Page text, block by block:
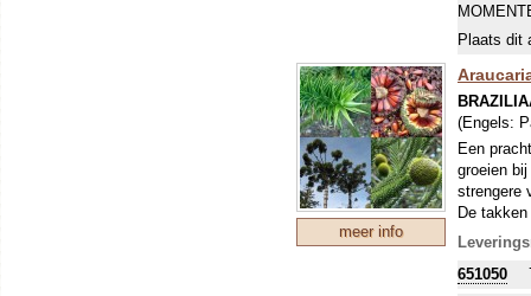
Plaats dit
meer info
(Engels:
Een
groeien
strengere
De
Deze
651050